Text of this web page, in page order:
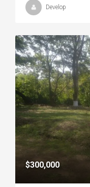
Develop
$300,000